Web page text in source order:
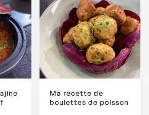
Ma recette de
boulettes de poisson